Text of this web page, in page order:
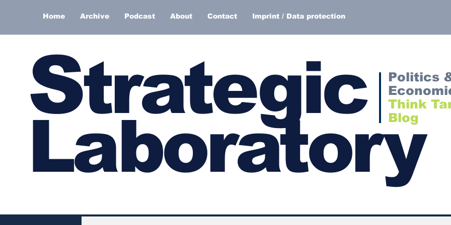
Home Archive Podcast About Contact Imprint / Data protection
Strategic
Laboratory
Politics
Think
Blog